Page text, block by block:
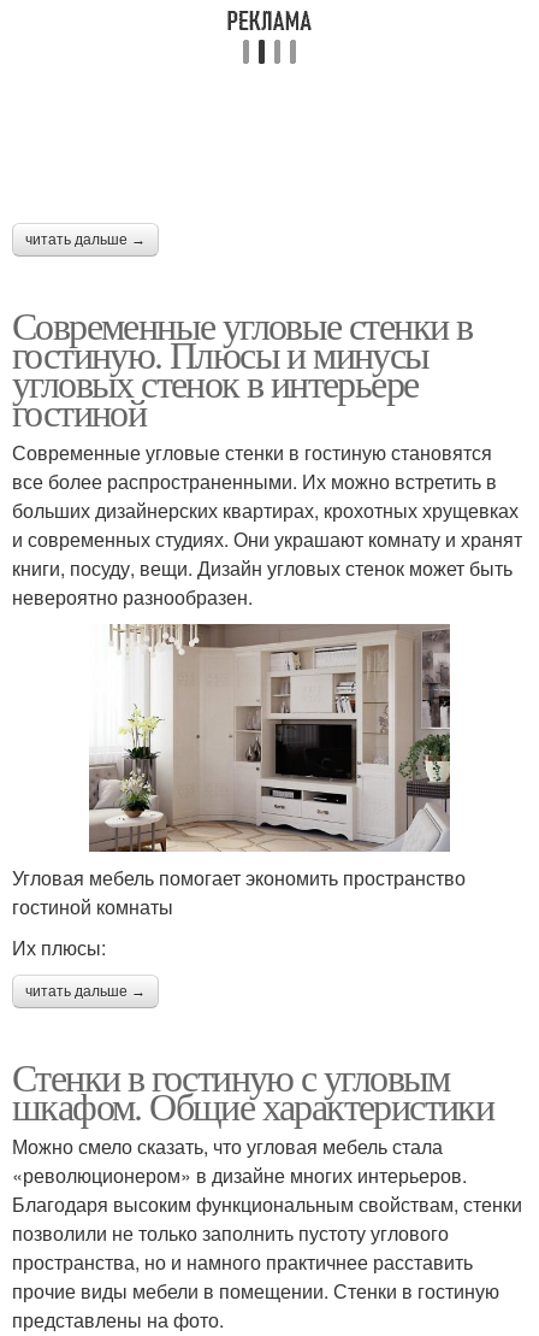
читать дальше →
Современные угловые стенки в
гостиную. Плюсы и минусы
угловых стенок в интерьере
гостиной
Современные угловые стенки в гостиную становятся
все более распространенными. Их можно встретить в
больших дизайнерских квартирах, крохотных хрущевках
и современных студиях. Они украшают комнату и хранят
книги, посуду, вещи. Дизайн угловых стенок может быть
невероятно разнообразен.
Угловая мебель помогает экономить пространство
гостиной комнаты
Их плюсы:
читать дальше →
Стенки в гостиную с угловым
шкафом. Общие характеристики
Можно смело сказать, что угловая мебель стала
«революционером» в дизайне многих интерьеров.
Благодаря высоким функциональным свойствам, стенки
позволили не только заполнить пустоту углового
пространства, но и намного практичнее расставить
прочие виды мебели в помещении. Стенки в гостиную
представлены на фото.